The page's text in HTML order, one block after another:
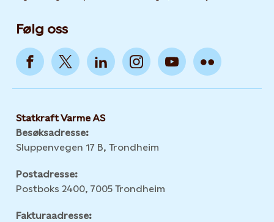
Følg oss
Statkraft Varme AS
Besøksadresse:
Sluppenvegen 17 B, Trondheim
Postadresse:
Postboks 2400, 7005 Trondheim
Fakturaadresse: